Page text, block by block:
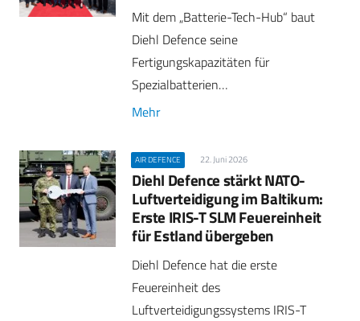
Mit dem „Batterie-Tech-Hub“ baut
Diehl Defence seine
Fertigungskapazitäten für
Spezialbatterien…
Mehr
AIR DEFENCE 22. Juni 2026
Diehl Defence stärkt NATO-
Luftverteidigung im Baltikum:
Erste IRIS-T SLM Feuereinheit
für Estland übergeben
Diehl Defence hat die erste
Feuereinheit des
Luftverteidigungssystems IRIS-T